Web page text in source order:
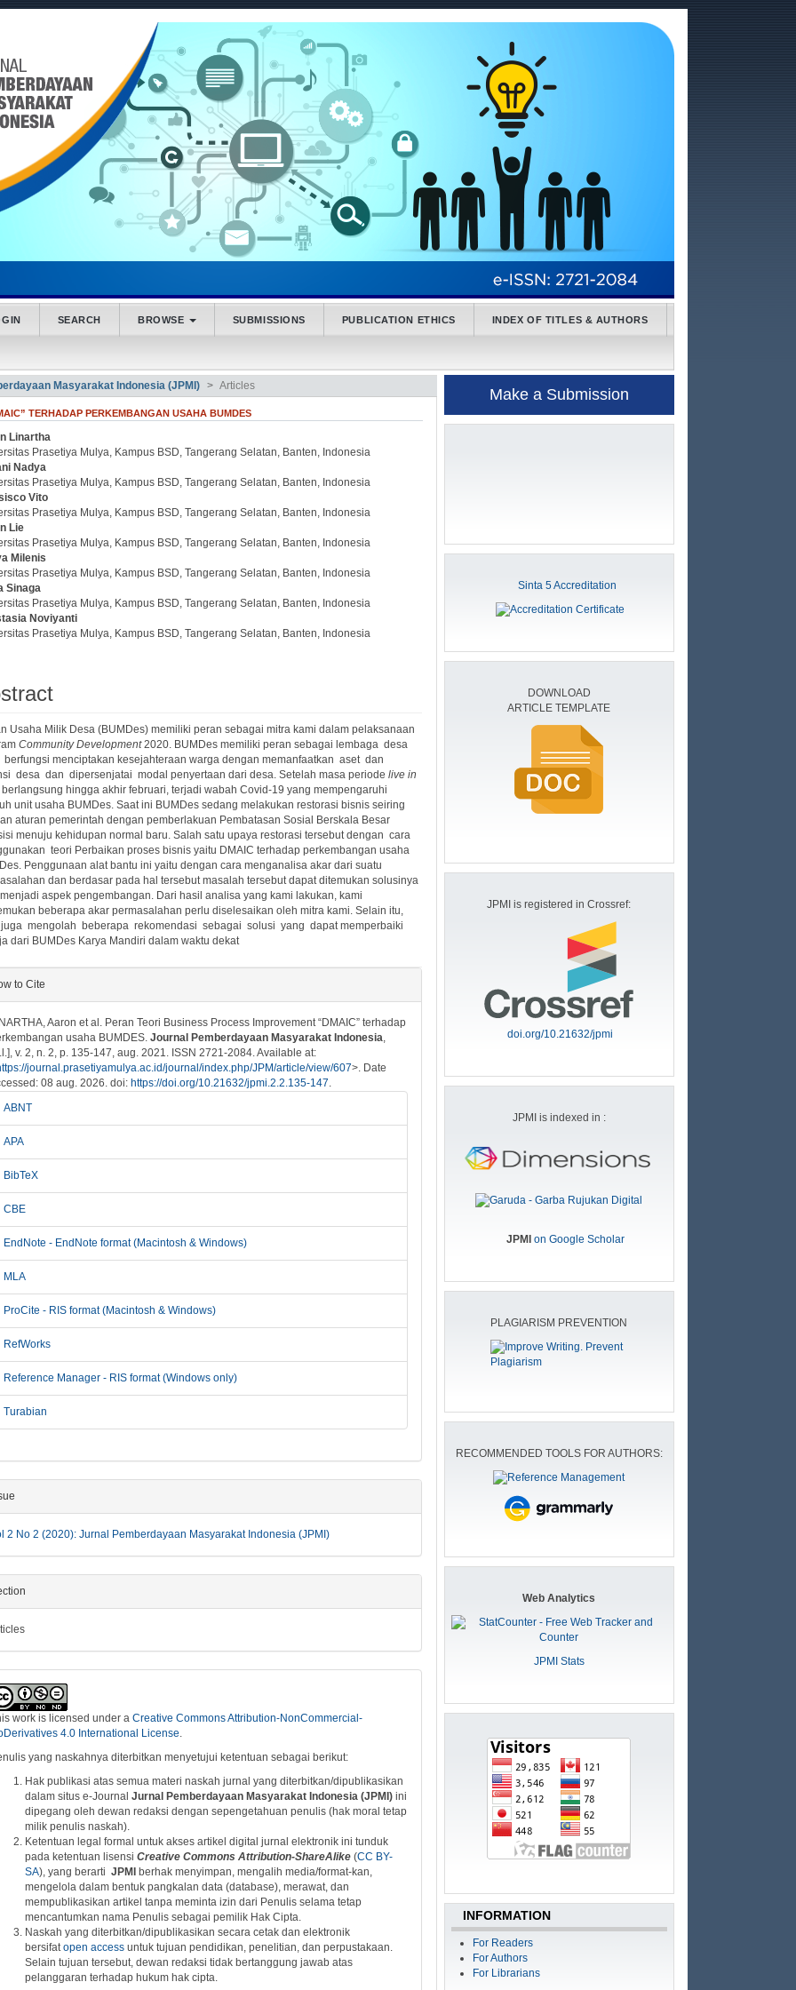
SEARCH BROWSE SUBMISSIONS PUBLICATION ETHICS INDEX OF TITLES & AUTHORS
Masyarakat Indonesia (JPMI) Articles
TERHADAP PERKEMBANGAN USAHA BUMDES
Linartha
Prasetiya Mulya, Kampus BSD, Tangerang Selatan, Banten, Indonesia
Nadya
Prasetiya Mulya, Kampus BSD, Tangerang Selatan, Banten, Indonesia
Vito
Prasetiya Mulya, Kampus BSD, Tangerang Selatan, Banten, Indonesia
Lie
Prasetiya Mulya, Kampus BSD, Tangerang Selatan, Banten, Indonesia
Milenis
Prasetiya Mulya, Kampus BSD, Tangerang Selatan, Banten, Indonesia
Sinaga
Prasetiya Mulya, Kampus BSD, Tangerang Selatan, Banten, Indonesia
Noviyanti
Prasetiya Mulya, Kampus BSD, Tangerang Selatan, Banten, Indonesia
Usaha Milik Desa (BUMDes) memiliki peran sebagai mitra kami dalam pelaksanaan
Community Development2020. BUMDes memiliki peran sebagai lembaga desa
berfungsi menciptakan kesejahteraan warga dengan memanfaatkan aset dan
desa dan dipersenjatai modal penyertaan dari desa. Setelah masa periode live in
hingga akhir februari, terjadi wabah Covid-19 yang mempengaruhi
unit usaha BUMDes. Saat ini BUMDes sedang melakukan restorasi bisnis seiring
aturan pemerintah dengan pemberlakuan Pembatasan Sosial Berskala Besar
menuju kehidupan normal baru. Salah satu upaya restorasi tersebut dengan cara
teori Perbaikan proses bisnis yaitu DMAIC terhadap perkembangan usaha
Penggunaan alat bantu ini yaitu dengan cara menganalisa akar dari suatu
dan berdasar pada hal tersebut masalah tersebut dapat ditemukan solusinya
aspek pengembangan. Dari hasil analisa yang kami lakukan, kami
beberapa akar permasalahan perlu diselesaikan oleh mitra kami. Selain itu,
juga mengolah beberapa rekomendasi sebagai solusi yang dapat memperbaiki
dari BUMDes Karya Mandiri dalam waktu dekat
to Cite
Aaron et al. Peran Teori Business Process Improvement “DMAIC” terhadap
usaha BUMDES. Journal Pemberdayaan Masyarakat Indonesia,
v. 2, n. 2, p. 135-147, aug. 2021. ISSN 2721-2084. Available at:
journal.prasetiyamulya.ac.id/journal/index.php/JPM/article/view/607>. Date
08 aug. 2026. doi: https://doi.org/10.21632/jpmi.2.2.135-147.
ABNT
APA
BibTeX
CBE
EndNote - EndNote format (Macintosh & Windows)
MLA
ProCite - RIS format (Macintosh & Windows)
RefWorks
Reference Manager - RIS format (Windows only)
Turabian
2 No 2 (2020): Jurnal Pemberdayaan Masyarakat Indonesia (JPMI)
work is licensed under a Creative Commons Attribution-NonCommercial-
4.0 International License.
yang naskahnya diterbitkan menyetujui ketentuan sebagai berikut:
Hak publikasi atas semua materi naskah jurnal yang diterbitkan/dipublikasikan
dalam situs e-Journal Jurnal Pemberdayaan Masyarakat Indonesia (JPMI)ini
dipegang oleh dewan redaksi dengan sepengetahuan penulis (hak moral tetap
milik penulis naskah).
Ketentuan legal formal untuk akses artikel digital jurnal elektronik ini tunduk
pada ketentuan lisensi Creative Commons Attribution-ShareAlike(CC BY-
SA), yang berarti JPMI
berhak menyimpan, mengalih media/format-kan,
mengelola dalam bentuk pangkalan data (database), merawat, dan
mempublikasikan artikel tanpa meminta izin dari Penulis selama tetap
mencantumkan nama Penulis sebagai pemilik Hak Cipta.
Naskah yang diterbitkan/dipublikasikan secara cetak dan elektronik
bersifatopen accessuntuk tujuan pendidikan, penelitian, dan perpustakaan.
Selain tujuan tersebut, dewan redaksi tidak bertanggung jawab atas
pelanggaran terhadap hukum hak cipta.
Make a Submission
Sinta 5 Accreditation
DOWNLOAD
ARTICLE TEMPLATE
JPMI is registered in Crossref:
doi.org/10.21632/jpmi
JPMI is indexed in :
JPMI on Google Scholar
PLAGIARISM PREVENTION
RECOMMENDED TOOLS FOR AUTHORS:
Web Analytics
JPMI Stats
INFORMATION
For Readers
For Authors
For Librarians